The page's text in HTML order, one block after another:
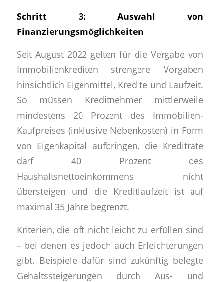
Schritt 3: Auswahl von
Finanzierungsmöglichkeiten
Seit August 2022 gelten für die Vergabe von
Immobilienkrediten strengere Vorgaben
hinsichtlich Eigenmittel, Kredite und Laufzeit.
So müssen Kreditnehmer mittlerweile
mindestens 20 Prozent des Immobilien-
Kaufpreises (inklusive Nebenkosten) in Form
von Eigenkapital aufbringen, die Kreditrate
darf 40 Prozent des
Haushaltsnettoeinkommens nicht
übersteigen und die Kreditlaufzeit ist auf
maximal 35 Jahre begrenzt.
Kriterien, die oft nicht leicht zu erfüllen sind
– bei denen es jedoch auch Erleichterungen
gibt. Beispiele dafür sind zukünftig belegte
Gehaltssteigerungen durch Aus- und